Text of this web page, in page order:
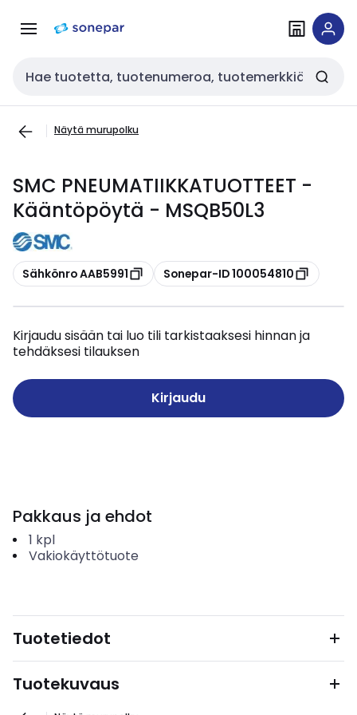
navigointiinsisältöön
Haku
Näytä murupolku
SMC PNEUMATIIKKATUOTTEET -
Kääntöpöytä - MSQB50L3
Kopioi
Sähkönro AAB5991 Kopioi
Sonepar-ID 100054810
Kirjaudu sisään tai luo tili tarkistaaksesi hinnan ja
tehdäksesi tilauksen
Kirjaudu
Pakkaus ja ehdot
1 kpl
Vakiokäyttötuote
Tuotetiedot
Tuotekuvaus